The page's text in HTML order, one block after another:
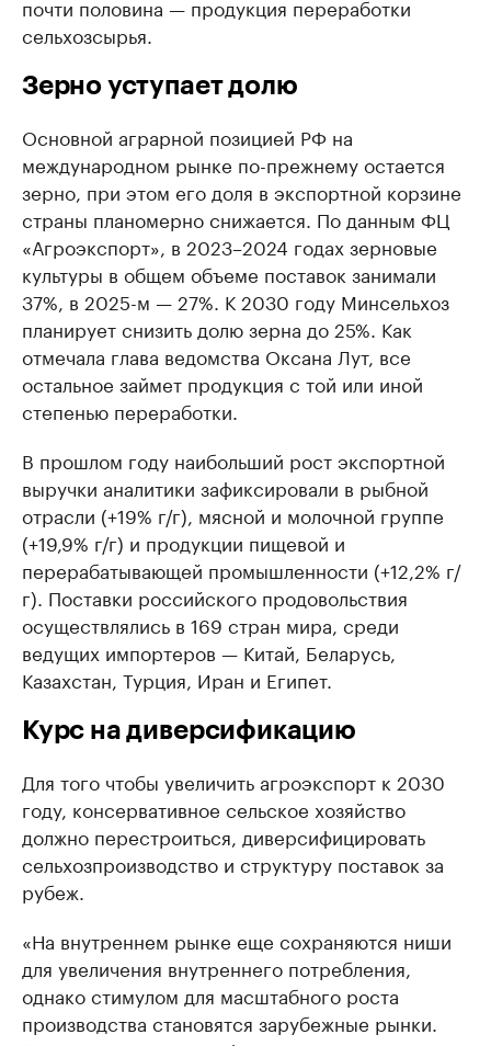
почти половина — продукция переработки
сельхозсырья.
Зерно уступает долю
Основной аграрной позицией РФ на
международном рынке по-прежнему остается
зерно, при этом его доля в экспортной корзине
страны планомерно снижается. По данным ФЦ
«Агроэкспорт», в 2023–2024 годах зерновые
культуры в общем объеме поставок занимали
37%, в 2025-м — 27%. К 2030 году Минсельхоз
планирует снизить долю зерна до 25%. Как
отмечала глава ведомства Оксана Лут, все
остальное займет продукция с той или иной
степенью переработки.
В прошлом году наибольший рост экспортной
выручки аналитики зафиксировали в рыбной
отрасли (+19% г/г), мясной и молочной группе
(+19,9% г/г) и продукции пищевой и
перерабатывающей промышленности (+12,2% г/
г). Поставки российского продовольствия
осуществлялись в 169 стран мира, среди
ведущих импортеров — Китай, Беларусь,
Казахстан, Турция, Иран и Египет.
Курс на диверсификацию
Для того чтобы увеличить агроэкспорт к 2030
году, консервативное сельское хозяйство
должно перестроиться, диверсифицировать
сельхозпроизводство и структуру поставок за
рубеж.
«На внутреннем рынке еще сохраняются ниши
для увеличения внутреннего потребления,
однако стимулом для масштабного роста
производства становятся зарубежные рынки.